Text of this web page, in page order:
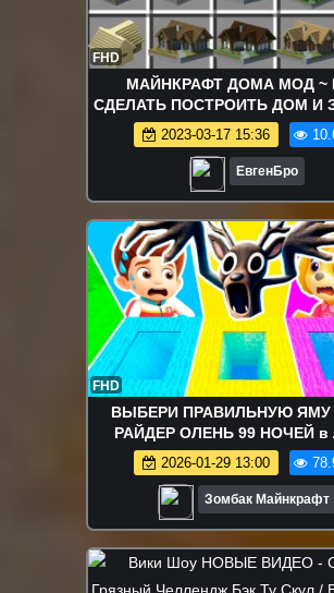
FHD
МАЙНКРАФТ ДОМА МОД ~
СДЕЛАТЬ ПОСТРОИТЬ ДОМ И
НУБА HOUSE ОБЗОР
MINECRAFT MODS
2023-03-17 15:36
ЕвгенБро
FHD
ВЫБЕРИ ПРАВИЛЬНУЮ ЯМУ
РАЙДЕР ОЛЕНЬ 99 НОЧЕЙ в
ЩЕНЯЧИЙ ПАТРУЛЬ в
ЗОМБАК
2026-01-29 13:00
Зомбак Майнкрафт